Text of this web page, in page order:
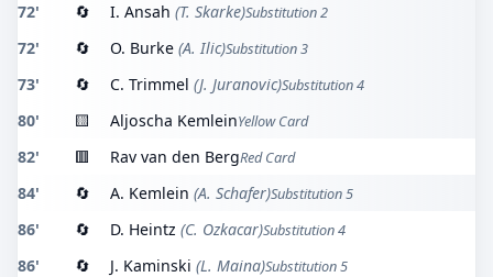
72' 🔄 I. Ansah (T. Skarke)Substitution 2
72' 🔄 O. Burke (A. Ilic)Substitution 3
73' 🔄 C. Trimmel (J. Juranovic)Substitution 4
80' 🟨 Aljoscha KemleinYellow Card
82' 🟥 Rav van den BergRed Card
84' 🔄 A. Kemlein (A. Schafer)Substitution 5
86' 🔄 D. Heintz (C. Ozkacar)Substitution 4
86' 🔄 J. Kaminski (L. Maina)Substitution 5